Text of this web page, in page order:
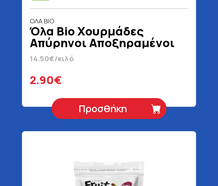
ΟΛΑ BIO
Όλα Bio Χουρμάδες
Απύρηνοι Αποξηραμένοι
Βιολογικοί 200 gr
14.50€/κιλό
2.90€
Προσθήκη